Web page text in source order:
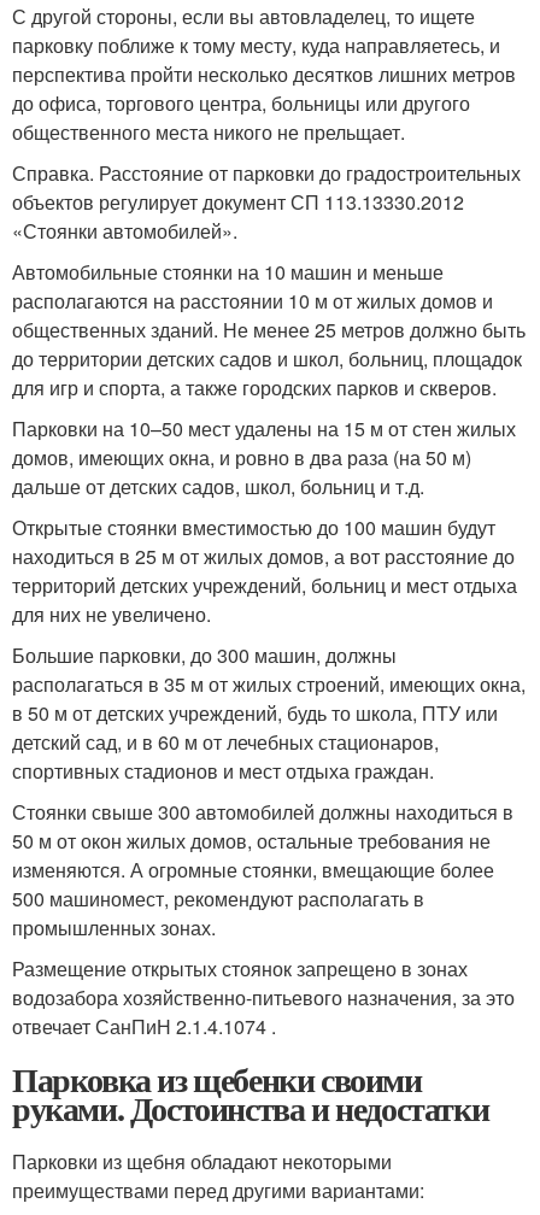
С другой стороны, если вы автовладелец, то ищете
парковку поближе к тому месту, куда направляетесь, и
перспектива пройти несколько десятков лишних метров
до офиса, торгового центра, больницы или другого
общественного места никого не прельщает.
Справка. Расстояние от парковки до градостроительных
объектов регулирует документ СП 113.13330.2012
«Стоянки автомобилей».
Автомобильные стоянки на 10 машин и меньше
располагаются на расстоянии 10 м от жилых домов и
общественных зданий. Не менее 25 метров должно быть
до территории детских садов и школ, больниц, площадок
для игр и спорта, а также городских парков и скверов.
Парковки на 10–50 мест удалены на 15 м от стен жилых
домов, имеющих окна, и ровно в два раза (на 50 м)
дальше от детских садов, школ, больниц и т.д.
Открытые стоянки вместимостью до 100 машин будут
находиться в 25 м от жилых домов, а вот расстояние до
территорий детских учреждений, больниц и мест отдыха
для них не увеличено.
Большие парковки, до 300 машин, должны
располагаться в 35 м от жилых строений, имеющих окна,
в 50 м от детских учреждений, будь то школа, ПТУ или
детский сад, и в 60 м от лечебных стационаров,
спортивных стадионов и мест отдыха граждан.
Стоянки свыше 300 автомобилей должны находиться в
50 м от окон жилых домов, остальные требования не
изменяются. А огромные стоянки, вмещающие более
500 машиномест, рекомендуют располагать в
промышленных зонах.
Размещение открытых стоянок запрещено в зонах
водозабора хозяйственно-питьевого назначения, за это
отвечает СанПиН 2.1.4.1074 .
Парковка из щебенки своими
руками. Достоинства и недостатки
Парковки из щебня обладают некоторыми
преимуществами перед другими вариантами: